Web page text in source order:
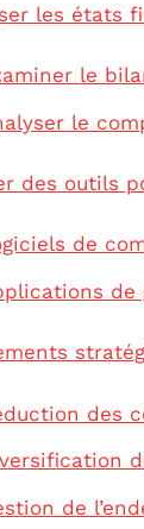
les états
le
le
des outils
de
des
de